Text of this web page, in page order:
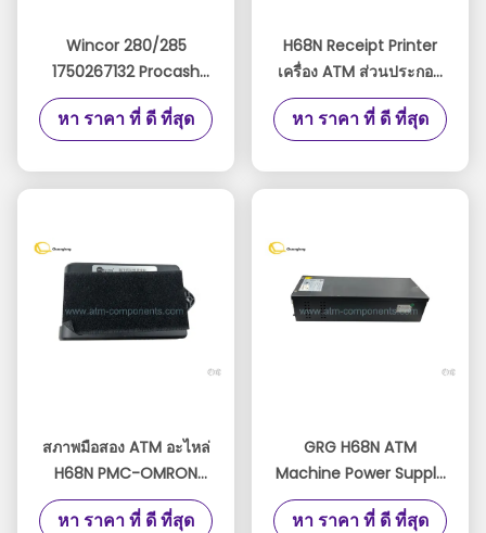
Wincor 280/285
1750267132 Procash
280N TP28 (P3 + M1 +
H2) เครื่องพิมพ์ใบเสร็จ 80
หา ราคา ที่ ดี ที่สุด
H68N Receipt Printer
เครื่อง ATM ส่วนประกอบ
TRP-003R Duablity สูง
หา ราคา ที่ ดี ที่สุด
สภาพมือสอง ATM อะไหล่
H68N PMC-OMRON
PMC-001YT2.291.2128
หา ราคา ที่ ดี ที่สุด
GRG H68N ATM
Machine Power Supply
GPAD431M36-1B
S.0072217 / อุปกรณ์
หา ราคา ที่ ดี ที่สุด